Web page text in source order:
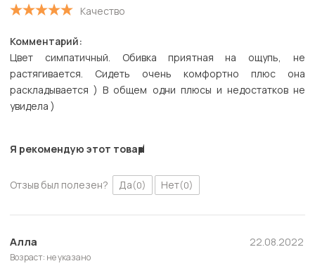
Качество
Комментарий:
Цвет симпатичный. Обивка приятная на ощупь, не
растягивается. Сидеть очень комфортно плюс она
раскладывается ) В общем одни плюсы и недостатков не
увидела )
Я рекомендую этот товар
Отзыв был полезен? Да(0) Нет(0)
Алла
Возраст: не указано
22.08.2022